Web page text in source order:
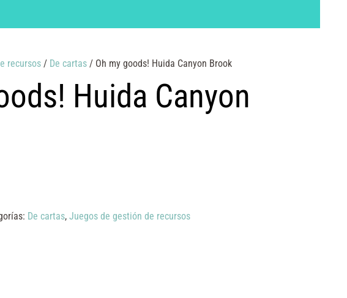
recursos/ De cartas/ Oh my goods! Huida Canyon Brook
Huida Canyon
De cartas, Juegos de gestión de recursos